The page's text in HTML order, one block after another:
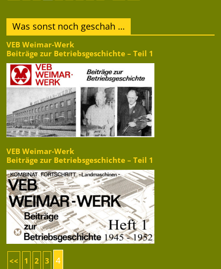
Was sonst noch geschah …
VEB Weimar-Werk
Beiträge zur Betriebsgeschichte – Teil 1
VEB Weimar-Werk
Beiträge zur Betriebsgeschichte – Teil 1
<< 1 2 3 4